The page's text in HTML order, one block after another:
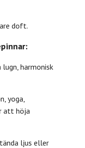
doft.
lugn, harmonisk
yoga,
att höja
ljus eller